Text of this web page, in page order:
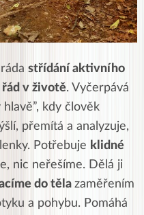
střídání aktivního
řád v životě. Vyčerpává
kdy člověk
přemítá a analyzuje,
Potřebuje klidné
nic neřešíme. Dělá ji
do těla zaměřením
a pohybu. Pomáhá